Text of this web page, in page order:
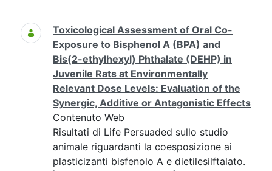
Ricerca
Toxicological Assessment of Oral Co-
Exposure to Bisphenol A (BPA) and
Bis(2-ethylhexyl) Phthalate (DEHP) in
Juvenile Rats at Environmentally
Relevant Dose Levels: Evaluation of the
Synergic, Additive or Antagonistic Effects
Contenuto Web
Risultati di Life Persuaded sullo studio
animale riguardanti la coesposizione ai
plasticizanti bisfenolo A e dietilesilftalato.